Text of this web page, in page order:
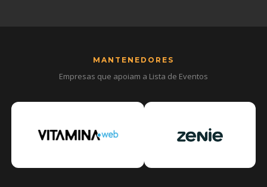
MANTENEDORES
Empresas que apoiam a Lista de Eventos